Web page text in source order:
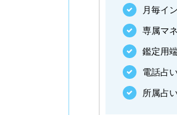
月毎イ
専属マ
鑑定用
電話占
所属占